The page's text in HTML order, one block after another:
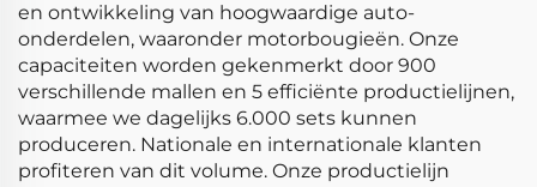
en ontwikkeling van hoogwaardige auto-
onderdelen, waaronder motorbougieën. Onze
capaciteiten worden gekenmerkt door 900
verschillende mallen en 5 efficiënte productielijnen,
waarmee we dagelijks 6.000 sets kunnen
produceren. Nationale en internationale klanten
profiteren van dit volume. Onze productielijn